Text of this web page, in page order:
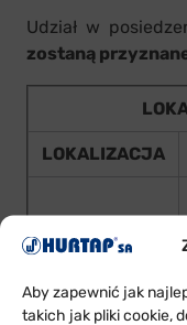
Aby zapewnić jak
takich jak pliki cookie,
Udział w
zostaną
LOKALIZACJA
ŁÓDŹ